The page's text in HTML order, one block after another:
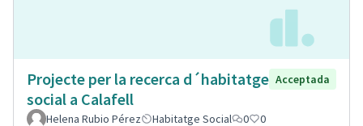
Projecte per la recerca d´habitatge
social a Calafell
Acceptada
Helena Rubio Pérez Habitatge Social 0 0